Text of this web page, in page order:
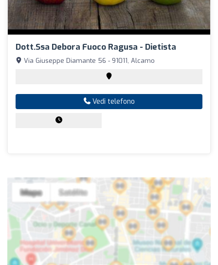
Dott.ssa Debora Fuoco Ragusa - Dietista
Via Giuseppe Diamante 56 - 91011, Alcamo
Vedi telefono